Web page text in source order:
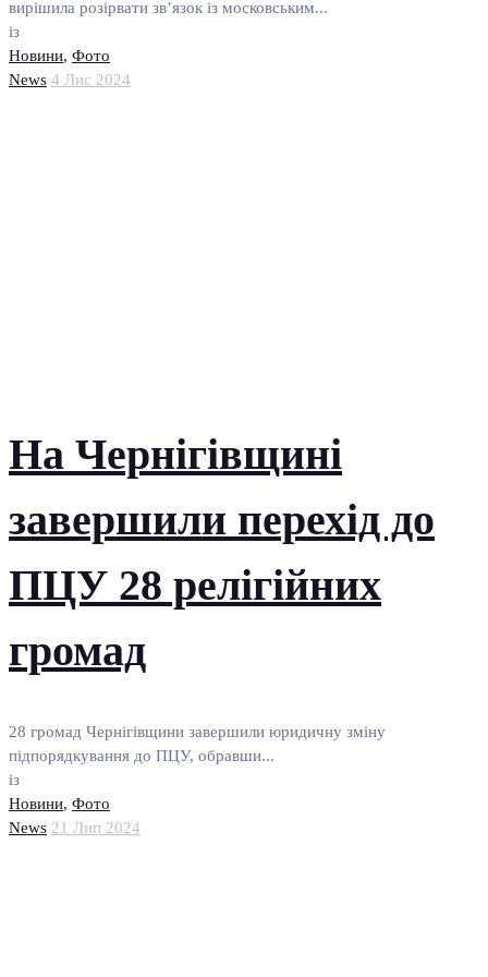
вирішила розірвати зв’язок із московським...
із
Новини, Фото
News 4 Лис 2024
На Чернігівщині
завершили перехід до
ПЦУ 28 релігійних
громад
28 громад Чернігівщини завершили юридичну зміну
підпорядкування до ПЦУ, обравши...
із
Новини, Фото
News 21 Лип 2024